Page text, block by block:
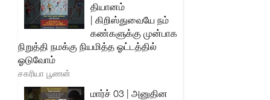
தியானம்
| கிறிஸ்துவையே நம்
கண்களுக்கு முன்பாக
நிறுத்தி நமக்கு நியமித்த ஓட்டத்தில்
ஓடுவோம்
சகரியா பூணன்
மார்ச் 03 | அனுதின